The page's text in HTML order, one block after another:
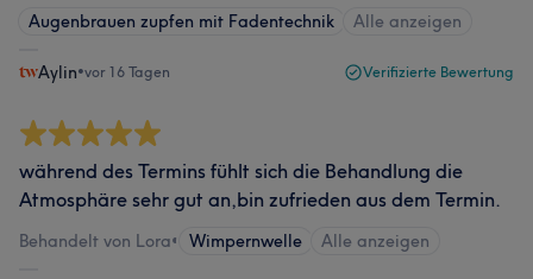
Augenbrauen zupfen mit Fadentechnik Alle anzeigen
Aylin•vor 16 Tagen Verifizierte Bewertung
während des Termins fühlt sich die Behandlung die
Atmosphäre sehr gut an,bin zufrieden aus dem Termin.
Behandelt von Lora• Wimpernwelle Alle anzeigen